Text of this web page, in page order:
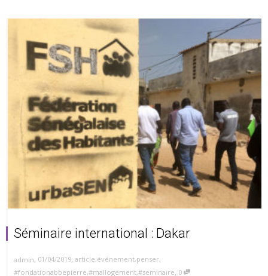
Séminaire international : Dakar
admin, 01/04/2019, article,événement,penser,
#fondationabbepierre,#mallogement,#seminaire 0